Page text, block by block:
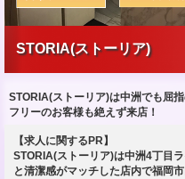
STORIA(ストーリア)
STORIA(ストーリア)は中洲でも屈
フリーのお客様も絶えず来店！
【求人に関するPR】
STORIA(ストーリア)は中洲4丁目
と清潔感がマッチした店内で福岡